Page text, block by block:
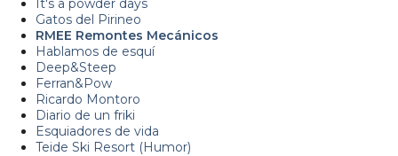
It's a powder days
Gatos del Pirineo
RMEE Remontes Mecánicos
Hablamos de esquí
Deep&Steep
Ferran&Pow
Ricardo Montoro
Diario de un friki
Esquiadores de vida
Teide Ski Resort (Humor)